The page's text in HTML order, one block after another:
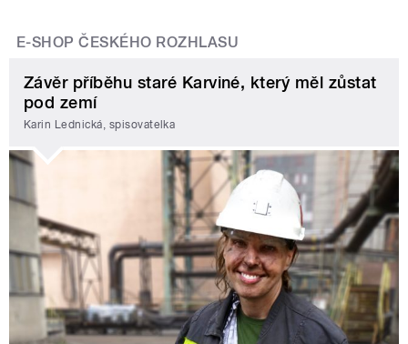
E-SHOP ČESKÉHO ROZHLASU
Závěr příběhu staré Karviné, který měl zůstat
pod zemí
Karin Lednická, spisovatelka